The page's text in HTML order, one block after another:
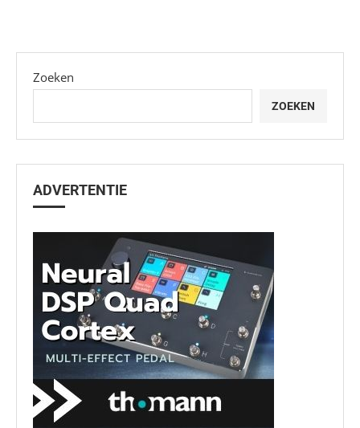
Zoeken
ZOEKEN
ADVERTENTIE